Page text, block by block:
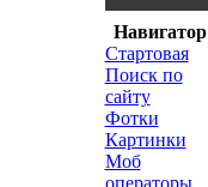
Навигатор
Стартовая
Поиск по
сайту
Фотки
Картинки
Моб
операторы